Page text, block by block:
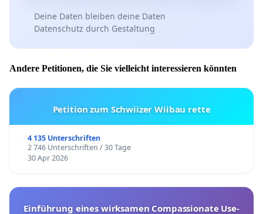
Deine Daten bleiben deine Daten
Datenschutz durch Gestaltung
Andere Petitionen, die Sie vielleicht interessieren könnten
Petition zum Schwiizer Wiibau rette
4 135 Unterschriften
2 746 Unterschriften / 30 Tage
30 Apr 2026
Einführung eines wirksamen Compassionate Use-